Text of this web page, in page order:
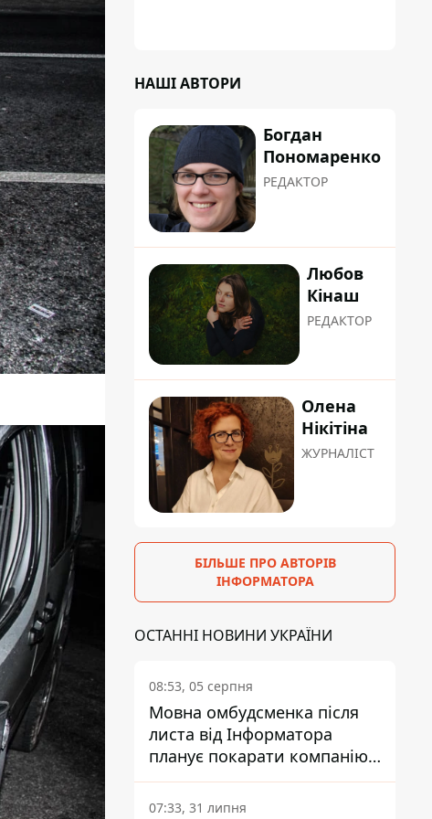
НАШІ АВТОРИ
Богдан
Пономаренко
РЕДАКТОР
Любов
Кінаш
РЕДАКТОР
Олена
Нікітіна
ЖУРНАЛІСТ
БІЛЬШЕ ПРО АВТОРІВ
ІНФОРМАТОРА
ОСТАННІ НОВИНИ УКРАЇНИ
08:53, 05 серпня
Мовна омбудсменка після
листа від Інформатора
планує покарати компанію-
підрядника ПриватБанку
07:33, 31 липня